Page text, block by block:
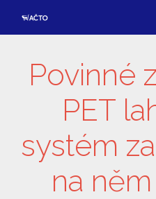
Povinné
PET
systém
na